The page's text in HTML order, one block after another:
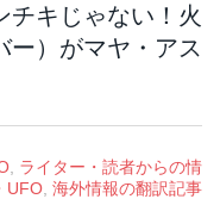
チキじゃない！火
ー）がマヤ・アス
ライター・読者からの情
UFO 海外情報の翻訳記事